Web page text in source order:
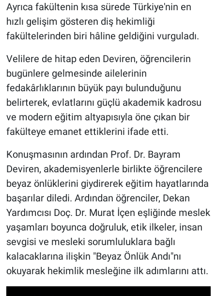
Ayrıca fakültenin kısa sürede Türkiye'nin en
hızlı gelişim gösteren diş hekimliği
fakültelerinden biri hâline geldiğini vurguladı.
Velilere de hitap eden Deviren, öğrencilerin
bugünlere gelmesinde ailelerinin
fedakârlıklarının büyük payı bulunduğunu
belirterek, evlatlarını güçlü akademik kadrosu
ve modern eğitim altyapısıyla öne çıkan bir
fakülteye emanet ettiklerini ifade etti.
Konuşmasının ardından Prof. Dr. Bayram
Deviren, akademisyenlerle birlikte öğrencilere
beyaz önlüklerini giydirerek eğitim hayatlarında
başarılar diledi. Ardından öğrenciler, Dekan
Yardımcısı Doç. Dr. Murat İçen eşliğinde meslek
yaşamları boyunca doğruluk, etik ilkeler, insan
sevgisi ve mesleki sorumluluklara bağlı
kalacaklarına ilişkin "Beyaz Önlük Andı"nı
okuyarak hekimlik mesleğine ilk adımlarını attı.